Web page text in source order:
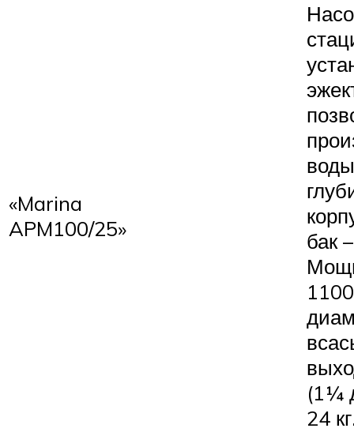
«Marina
APM100/25»
бак
(1¼
24